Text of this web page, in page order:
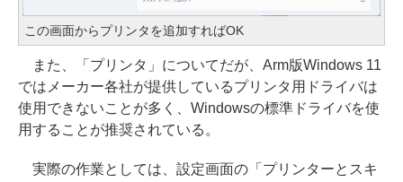
この画面からプリンタを追加すればOK
また、「プリンタ」についてだが、Arm版Windows 11
ではメーカー各社が提供しているプリンタ用ドライバは
使用できないことが多く、Windowsの標準ドライバを使
用することが推奨されている。
実際の作業としては、設定画面の「プリンターとスキ